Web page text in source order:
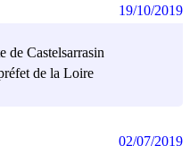
de Castelsarrasin
de la Loire
19/10/2019
02/07/2019